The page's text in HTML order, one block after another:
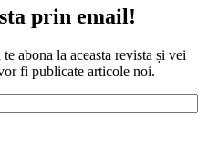
prin email!
abona la aceasta revista și vei
fi publicate articole noi.